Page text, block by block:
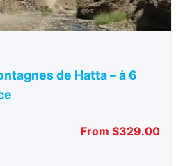
de Hatta – à 6
From $329.00